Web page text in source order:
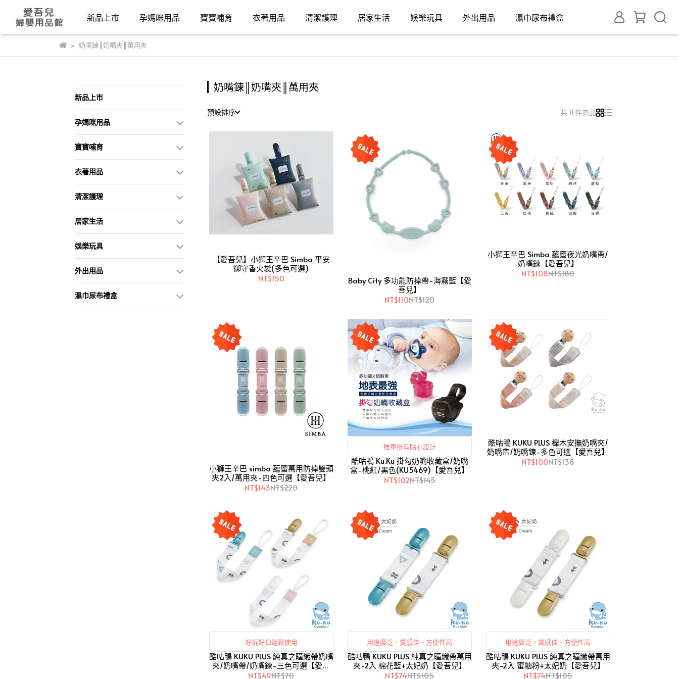
新品上市 孕媽咪用品 寶寶哺育 衣著用品 清潔護理 居家生活 娛樂玩具 外出用品 濕巾尿布禮盒
奶嘴鍊║奶嘴夾║萬用夾
新品上市
孕媽咪用品
寶寶哺育
衣著用品
清潔護理
居家生活
娛樂玩具
外出用品
濕巾尿布禮盒
奶嘴鍊║奶嘴夾║萬用夾
預設排序 共 11 件商品
【愛吾兒】小獅王辛巴 Simba 平安
御守香火袋(多色可選)
NT$150
Baby City 多功能防掉帶-海霧藍【愛
吾兒】
NT$110NT$120
小獅王辛巴 Simba 蘊蜜夜光奶嘴帶/
奶嘴鍊【愛吾兒】
NT$108NT$180
小獅王辛巴 simba 蘊蜜萬用防掉雙頭
夾2入/萬用夾-四色可選【愛吾兒】
NT$143NT$220
推車掛勾貼心設計
酷咕鴨 Ku.Ku 掛勾奶嘴收藏盒/奶嘴
盒-桃紅/黑色(KU5469)【愛吾兒】
NT$102NT$145
酷咕鴨 KUKU PLUS 櫸木安撫奶嘴夾/
奶嘴帶/奶嘴鍊-多色可選【愛吾兒】
NT$100NT$138
好拆好扣輕鬆使用
酷咕鴨 KUKU PLUS 純真之瞳織帶奶嘴
夾/奶嘴帶/奶嘴鍊-三色可選【愛吾
兒】
NT$49NT$70
用途廣泛，質感佳、方便性高
酷咕鴨 KUKU PLUS 純真之瞳織帶萬用
夾-2入 棉花藍+太妃奶【愛吾兒】
NT$74NT$105
用途廣泛，質感佳、方便性高
酷咕鴨 KUKU PLUS 純真之瞳織帶萬用
夾-2入 蜜糖粉+太妃奶【愛吾兒】
NT$74NT$105